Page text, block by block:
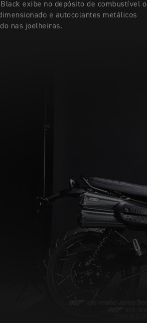
exibe no depósito de combustível o
e autocolantes metálicos
nas joelheiras.